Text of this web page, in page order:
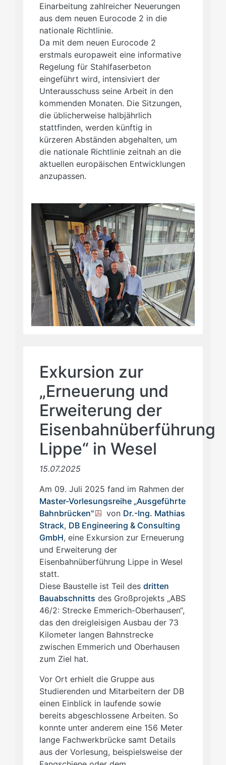
Einarbeitung zahlreicher Neuerungen
aus dem neuen Eurocode 2 in die
nationale Richtlinie.
Da mit dem neuen Eurocode 2
erstmals europaweit eine informative
Regelung für Stahlfaserbeton
eingeführt wird, intensiviert der
Unterausschuss seine Arbeit in den
kommenden Monaten. Die Sitzungen,
die üblicherweise halbjährlich
stattfinden, werden künftig in
kürzeren Abständen abgehalten, um
die nationale Richtlinie zeitnah an die
aktuellen europäischen Entwicklungen
anzupassen.
Exkursion zur
„Erneuerung und
Erweiterung der
Eisenbahnüberführung
Lippe“ in Wesel
15.07.2025
Am 09. Juli 2025 fand im Rahmen der
Master-Vorlesungsreihe „Ausgeführte
Bahnbrücken"
von Dr.-Ing. Mathias
Strack, DB Engineering & Consulting
GmbH, eine Exkursion zur Erneuerung
und Erweiterung der
Eisenbahnüberführung Lippe in Wesel
statt.
Diese Baustelle ist Teil des dritten
Bauabschnitts des Großprojekts „ABS
46/2: Strecke Emmerich-Oberhausen“,
das den dreigleisigen Ausbau der 73
Kilometer langen Bahnstrecke
zwischen Emmerich und Oberhausen
zum Ziel hat.
Vor Ort erhielt die Gruppe aus
Studierenden und Mitarbeitern der DB
einen Einblick in laufende sowie
bereits abgeschlossene Arbeiten. So
konnte unter anderem eine 156 Meter
lange Fachwerkbrücke samt Details
aus der Vorlesung, beispielsweise der